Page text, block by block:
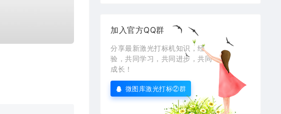
加入官方QQ群
分享最新激光打标机知识，经
验，共同学习，共同进步，共同
成长！
微图库激光打标②群